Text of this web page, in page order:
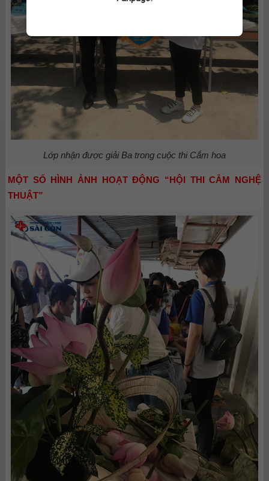
Lớp nhận được giải Ba trong cuộc thi Cắm hoa
MỘT SỐ HÌNH ẢNH HOẠT ĐỘNG “HỘI THI CẮM NGHỆ
THUẬT”